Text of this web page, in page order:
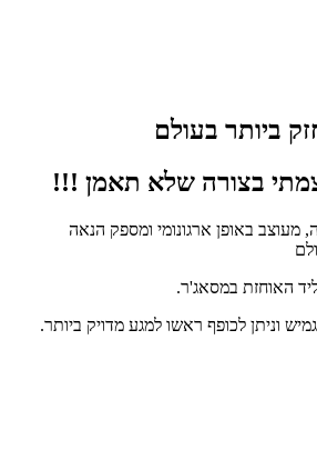
ביותר בעולם
בצורה שלא תאמן !!!
באופן ארגונומי ומספק הנאה
האוחזת במסאג'ר.
וניתן לכופף ראשו למגע מדויק ביותר.